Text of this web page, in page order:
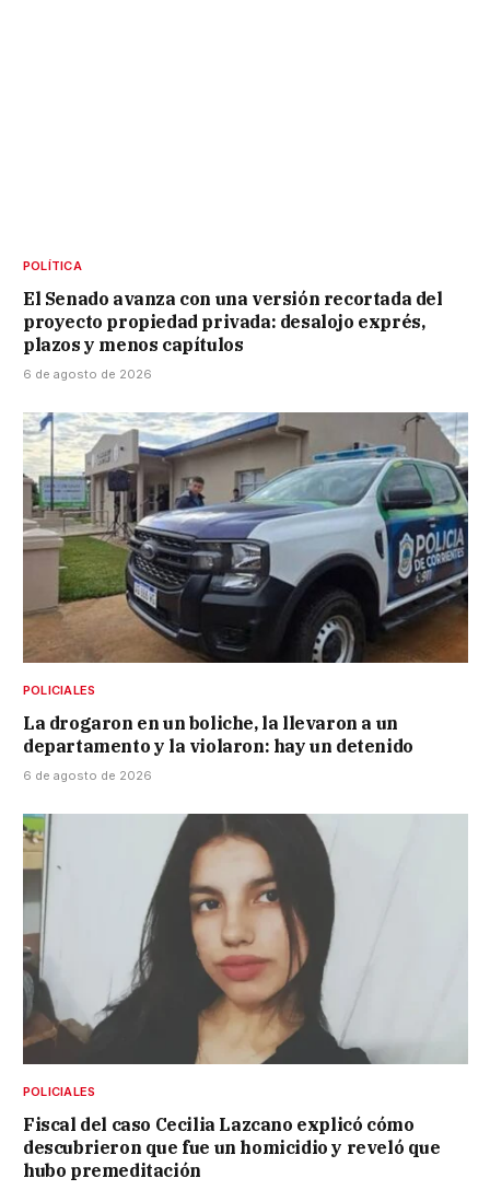
POLÍTICA
El Senado avanza con una versión recortada del
proyecto propiedad privada: desalojo exprés,
plazos y menos capítulos
6 de agosto de 2026
POLICIALES
La drogaron en un boliche, la llevaron a un
departamento y la violaron: hay un detenido
6 de agosto de 2026
POLICIALES
Fiscal del caso Cecilia Lazcano explicó cómo
descubrieron que fue un homicidio y reveló que
hubo premeditación